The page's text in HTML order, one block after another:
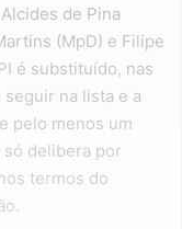
de Pina
(MpD) e Filipe
é substituído, nas
na lista e a
pelo menos um
delibera por
termos do